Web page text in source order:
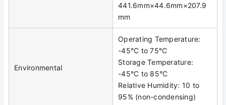
441.6mm×44.6mm×207.9
mm
Environmental
Operating Temperature:
-45°C to 75°C
Storage Temperature:
-45°C to 85°C
Relative Humidity: 10 to
95% (non-condensing)